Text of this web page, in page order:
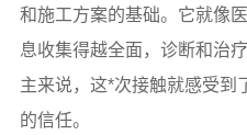
和施工方案的基础。它就像
息收集得越全面，诊断和治
主来说，这*次接触就感受到
的信任。